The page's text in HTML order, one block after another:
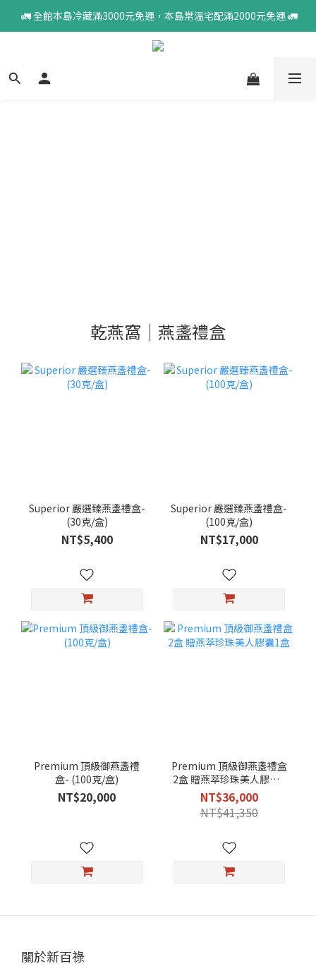
🚛 全館本島冷藏滿3000元免運，本島常溫宅配滿2000元免運 🚛
乾燕窩｜燕盞禮盒
Superior 嚴選臻燕盞禮盒-
(30克/盒)
NT$5,400
Superior 嚴選臻燕盞禮盒-
(100克/盒)
NT$17,000
Premium 頂級御燕盞禮
盒- (100克/盒)
NT$20,000
Premium 頂級御燕盞禮盒
2盒 贈燕萃珍珠美人膠囊1
盒
NT$36,000
NT$41,350
關於新百祿